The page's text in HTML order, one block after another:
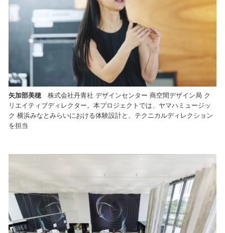
矢加部美穂株式会社丹青社 デザインセンター 商空間デザイン局 ク
リエイティブディレクター。本プロジェクトでは、ヤマハミュージッ
ク 横浜みなとみらいにおける体験設計と、テクニカルディレクション
を担当